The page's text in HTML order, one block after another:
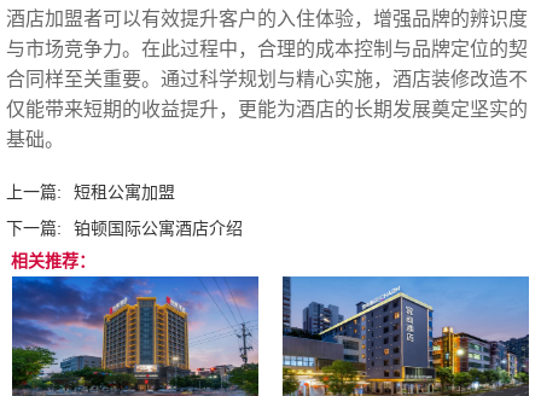
酒店加盟者可以有效提升客户的入住体验，增强品牌的辨识度
与市场竞争力。在此过程中，合理的成本控制与品牌定位的契
合同样至关重要。通过科学规划与精心实施，酒店装修改造不
仅能带来短期的收益提升，更能为酒店的长期发展奠定坚实的
基础。‍
上一篇:
短租公寓加盟
下一篇:
铂顿国际公寓酒店介绍
相关推荐：